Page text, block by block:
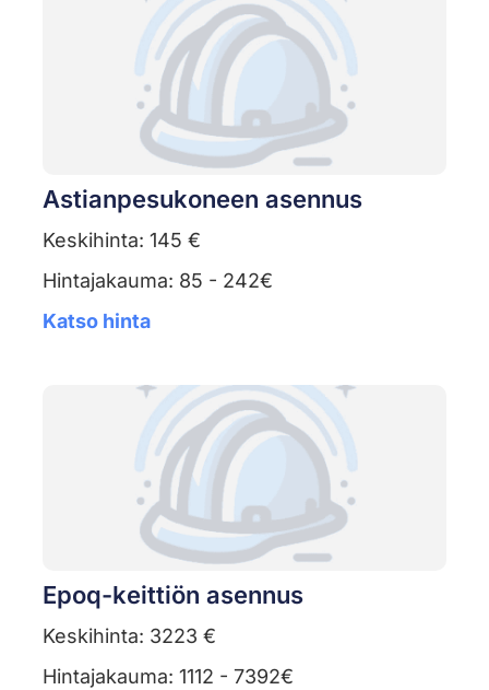
Astianpesukoneen asennus
Keskihinta: 145 €
Hintajakauma: 85 - 242€
Katso hinta
Epoq-keittiön asennus
Keskihinta: 3223 €
Hintajakauma: 1112 - 7392€